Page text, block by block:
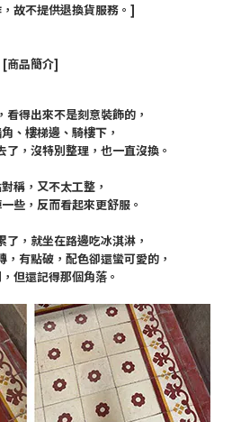
故不提供退換貨服務。]
[商品簡介]
看得出來不是刻意裝飾的，
、樓梯邊、騎樓下，
，沒特別整理，也一直沒換。
稱，又不太工整，
些，反而看起來更舒服。
了，就坐在路邊吃冰淇淋，
，有點破，配色卻還蠻可愛的，
但還記得那個角落。